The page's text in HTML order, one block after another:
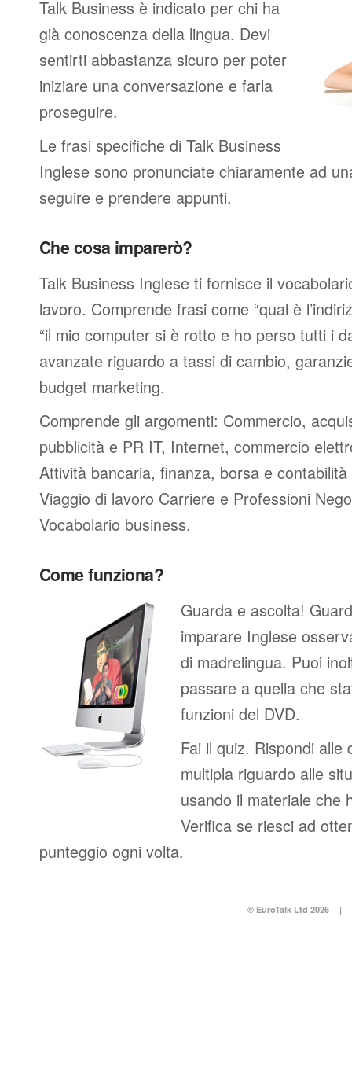
Talk Business è indicato per chi ha
già conoscenza della lingua. Devi
sentirti abbastanza sicuro per poter
iniziare una conversazione e farla
proseguire.
Le frasi specifiche di Talk Business
Inglese sono pronunciate chiaramente ad
seguire e prendere appunti.
Che cosa imparerò?
Talk Business Inglese ti fornisce il
lavoro. Comprende frasi come “qual è
“il mio computer si è rotto e ho perso tutti i
avanzate riguardo a tassi di cambio,
budget marketing.
Comprende gli argomenti: Commercio,
pubblicità e PR IT, Internet, commercio
Attività bancaria, finanza, borsa e
Viaggio di lavoro Carriere e Professioni
Vocabolario business.
Come funziona?
Guarda e ascolta!
imparare Inglese
di madrelingua. Puoi
passare a quella che
funzioni del DVD.
Fai il quiz. Rispondi alle
multipla riguardo alle
usando il materiale che
Verifica se riesci ad
punteggio ogni volta.
© EuroTalk Ltd 2026 |